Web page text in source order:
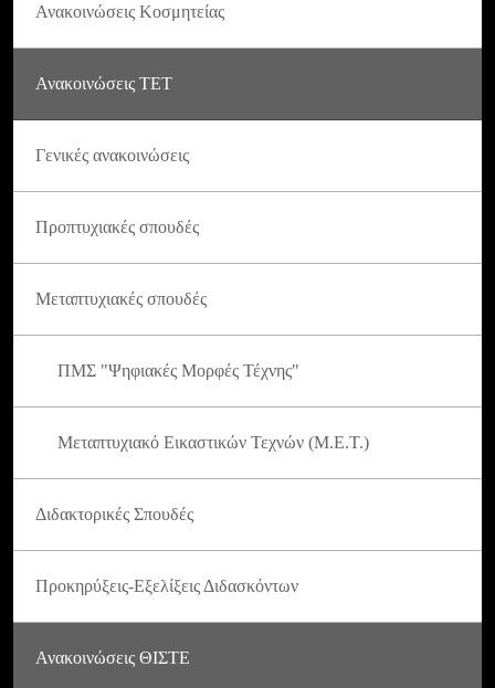
Ανακοινώσεις Κοσμητείας
Ανακοινώσεις ΤΕΤ
Γενικές ανακοινώσεις
Προπτυχιακές σπουδές
Μεταπτυχιακές σπουδές
ΠΜΣ "Ψηφιακές Μορφές Τέχνης"
Μεταπτυχιακό Εικαστικών Τεχνών (Μ.Ε.Τ.)
Διδακτορικές Σπουδές
Προκηρύξεις-Εξελίξεις Διδασκόντων
Ανακοινώσεις ΘΙΣΤΕ